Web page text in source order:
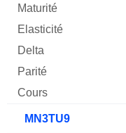
MN3TU9